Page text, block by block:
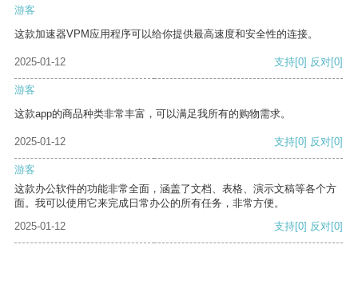
游客
这款加速器VPM应用程序可以给你提供最高速度和安全性的连接。
2025-01-12 支持[0] 反对[0]
游客
这款app的商品种类非常丰富，可以满足我所有的购物需求。
2025-01-12 支持[0] 反对[0]
游客
这款办公软件的功能非常全面，涵盖了文档、表格、演示文稿等各个方
面。我可以使用它来完成日常办公的所有任务，非常方便。
2025-01-12
支持[0] 反对[0]